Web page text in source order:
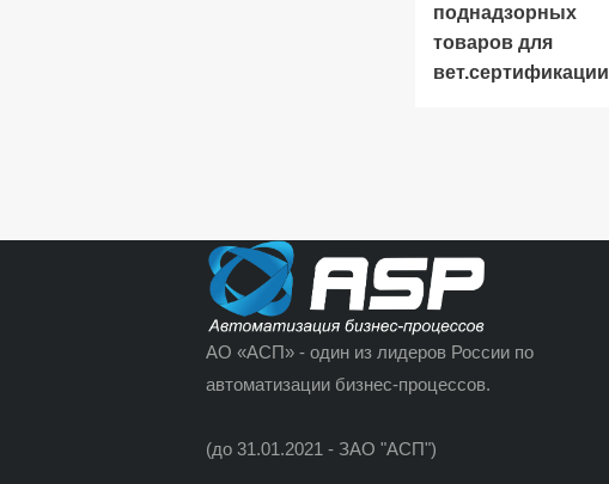
поднадзорных
товаров для
вет.сертификации
АО «АСП» - один из лидеров России по
автоматизации бизнес-процессов.
(до 31.01.2021 - ЗАО "АСП")